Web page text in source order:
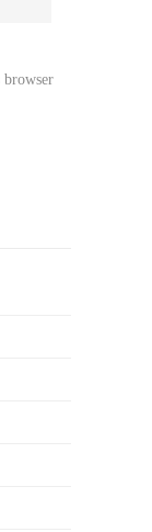
browser